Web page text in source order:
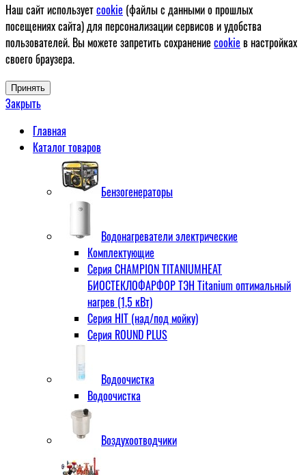
Наш сайт используетcookie (файлы с данными о прошлых
посещениях сайта) для персонализации сервисов и удобства
пользователей. Вы можете запретить сохранение cookie в настройках
своего браузера.
Принять
Закрыть
Главная
Каталог товаров
Бензогенераторы
Водонагреватели электрические
Комплектующие
Серия CHAMPION TITANIUMHEAT
БИОСТЕКЛОФАРФОР ТЭН Titanium оптимальный
нагрев (1,5 кВт)
Серия HIT (над/под мойку)
Серия ROUND PLUS
Водоочистка
Водоочистка
Воздухоотводчики